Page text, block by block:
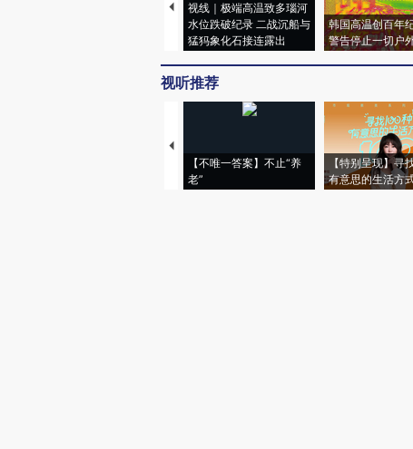
视线｜极端高温致多瑙河
水位跌破纪录 二战沉船与
猛犸象化石接连露出
韩国高温创百年
警告停止一切户
视听推荐
【不唯一答案】不止“养
老”
【特别呈现】寻
有意思的生活方